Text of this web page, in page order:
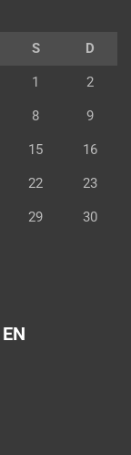
S D
1 2
8 9
15 16
22 23
29 30